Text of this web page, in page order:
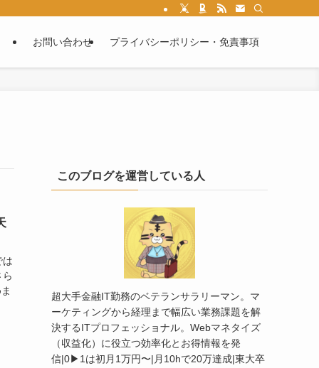
お問い合わせ プライバシーポリシー・免責事項
は
このブログを運営している人
超大手金融IT勤務のベテランサラリーマン。マ
ーケティングから経理まで幅広い業務課題を解
決するITプロフェッショナル。Webマネタイズ
（収益化）に役立つ効率化とお得情報を発
信|0▶︎1は初月1万円〜|月10hで20万達成|東大卒